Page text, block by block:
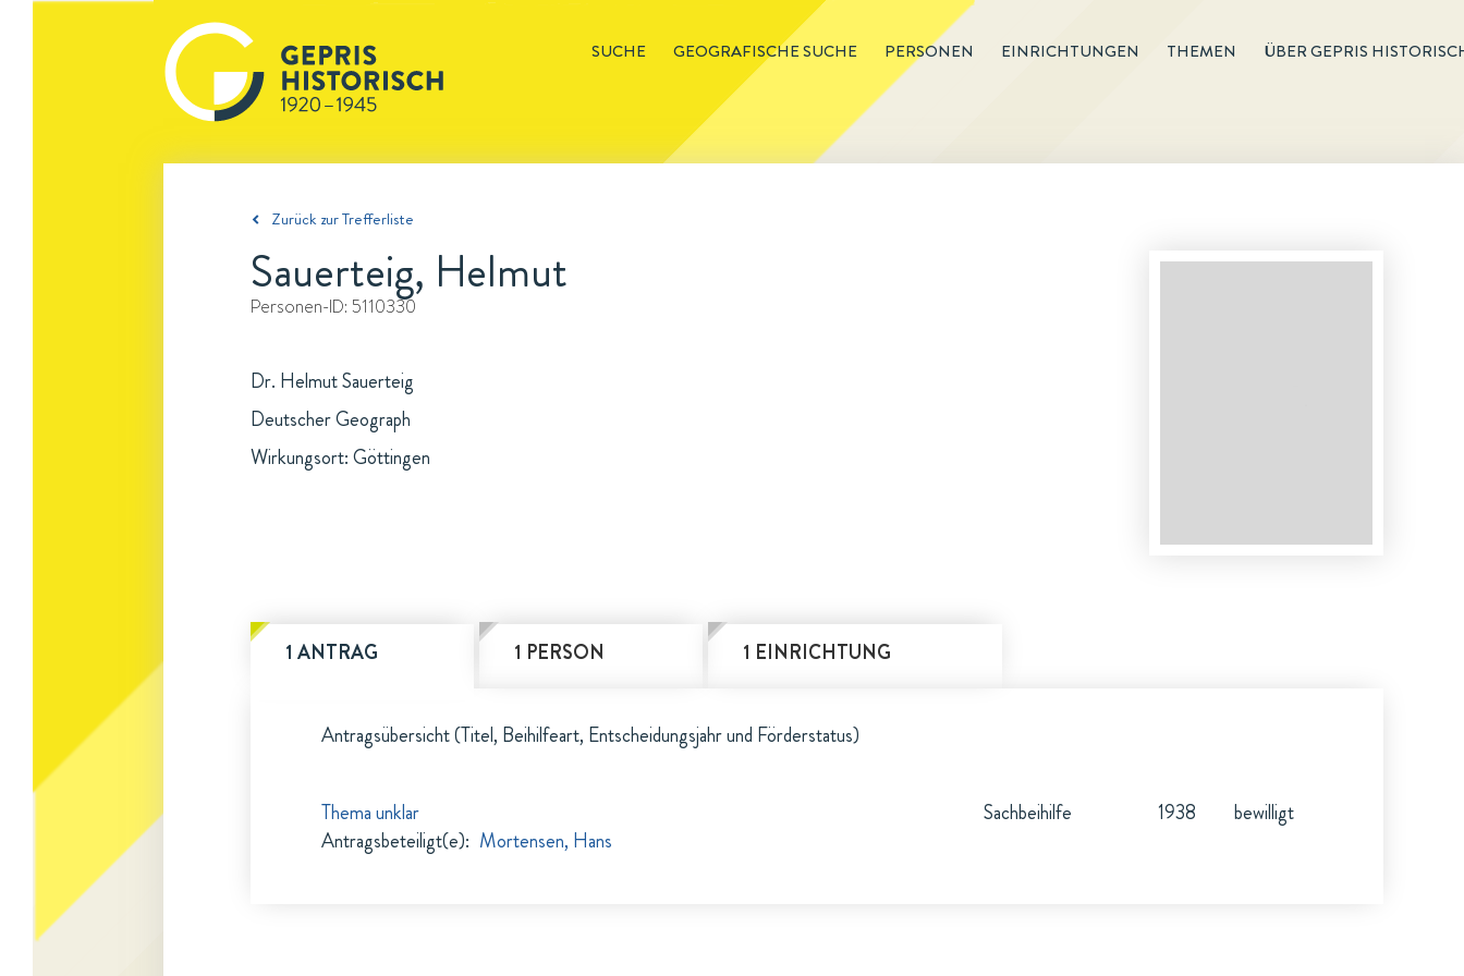
SUCHE GEOGRAFISCHE SUCHE PERSONEN EINRICHTUNGEN THEMEN ÜBER GEPRIS
Zurück zur Trefferliste
Sauerteig, Helmut
Personen-ID: 5110330
Dr. Helmut Sauerteig
Deutscher Geograph
Wirkungsort: Göttingen
1 ANTRAG 1 PERSON 1 EINRICHTUNG
Antragsübersicht (Titel, Beihilfeart, Entscheidungsjahr und Förderstatus)
Thema unklar
Antragsbeteiligt(e): Mortensen, Hans
Sachbeihilfe 1938 bewilligt